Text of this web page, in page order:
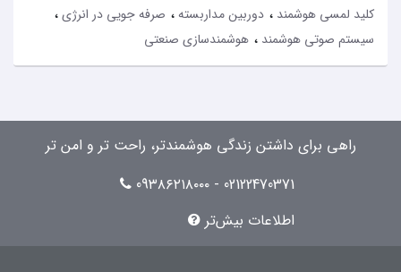
کلید لمسی هوشمند
دوربین مداربسته
صرفه جویی در انرژی
سیستم صوتی هوشمند
هوشمندسازی صنعتی
راهی برای داشتن زندگی هوشمندتر، راحت تر و امن تر
02122470371 - 09۳۸۶۲۱۸۰۰۰
اطلاعات بیش‌تر